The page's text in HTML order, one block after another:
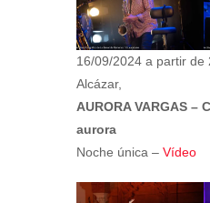
16/09/2024 a partir
Alcázar,
AURORA VARGAS –
aurora
Noche única – Vídeo